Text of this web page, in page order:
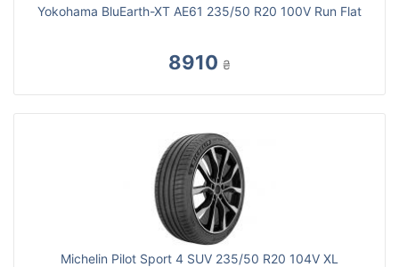
Yokohama BluEarth-XT AE61 235/50 R20 100V Run Flat
8910 ₴
Michelin Pilot Sport 4 SUV 235/50 R20 104V XL